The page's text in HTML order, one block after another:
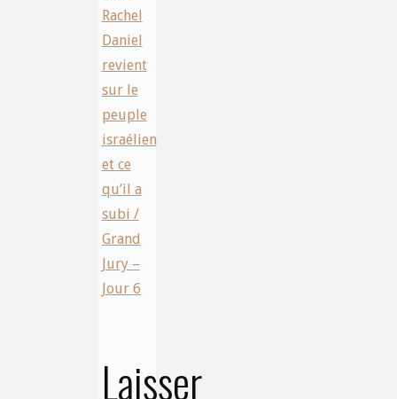
Rachel
Daniel
revient
sur le
peuple
israélien
et ce
qu’il a
subi /
Grand
Jury –
Jour 6
Laisser